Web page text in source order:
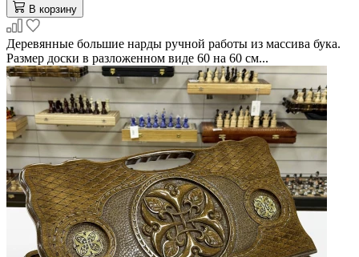
В корзину
Деревянные большие нарды ручной работы из массива бука.
Размер доски в разложенном виде 60 на 60 см...